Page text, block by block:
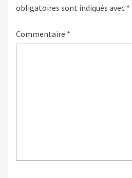
obligatoires sont indiqués avec *
Commentaire *